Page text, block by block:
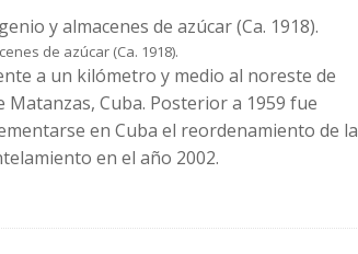
de azúcar (Ca. 1918).
a un kilómetro y medio al noreste de
Cuba. Posterior a 1959 fue
en Cuba el reordenamiento de la
en el año 2002.